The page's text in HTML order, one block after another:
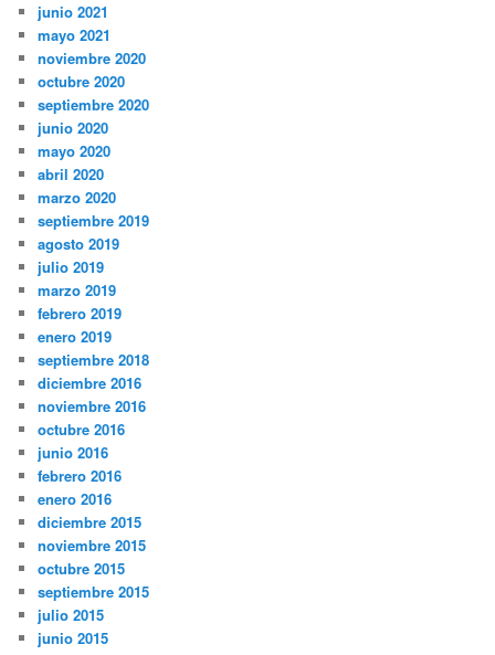
junio 2021
mayo 2021
noviembre 2020
octubre 2020
septiembre 2020
junio 2020
mayo 2020
abril 2020
marzo 2020
septiembre 2019
agosto 2019
julio 2019
marzo 2019
febrero 2019
enero 2019
septiembre 2018
diciembre 2016
noviembre 2016
octubre 2016
junio 2016
febrero 2016
enero 2016
diciembre 2015
noviembre 2015
octubre 2015
septiembre 2015
julio 2015
junio 2015